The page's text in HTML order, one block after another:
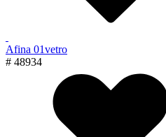
Afina 01vetro
# 48934